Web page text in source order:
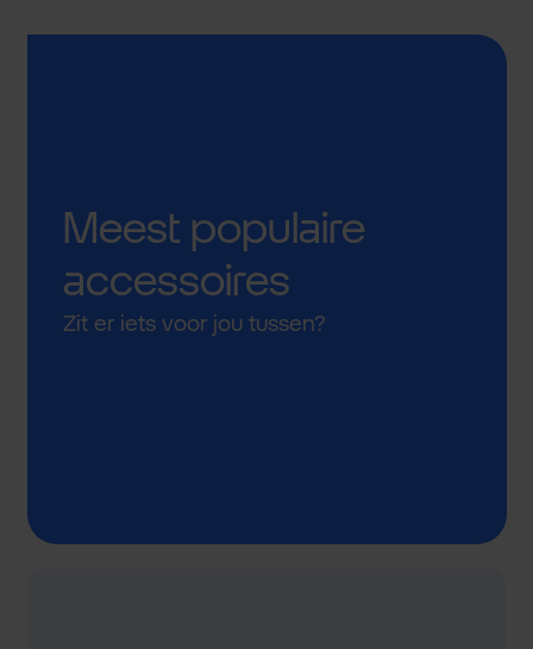
Meest populaire
accessoires
Zit er iets voor jou tussen?